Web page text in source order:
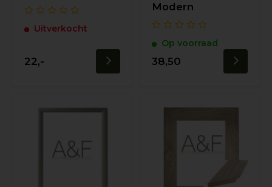
Uitverkocht
22,-
Modern
Op voorraad
38,50